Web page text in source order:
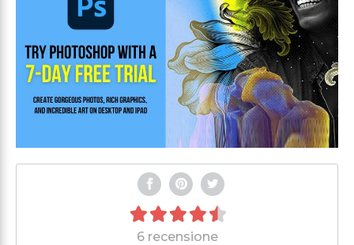
6 recensione